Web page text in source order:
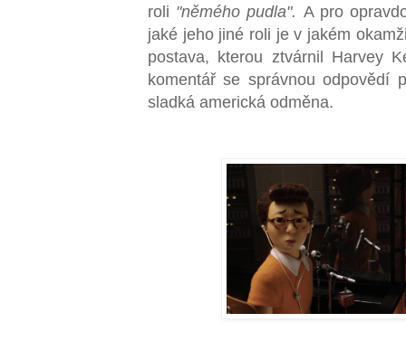
roli "němého pudla". A pro
jaké jeho jiné roli je v jakém
postava, kterou ztvárnil Harvey
komentář se správnou odpovědí
sladká americká odměna.